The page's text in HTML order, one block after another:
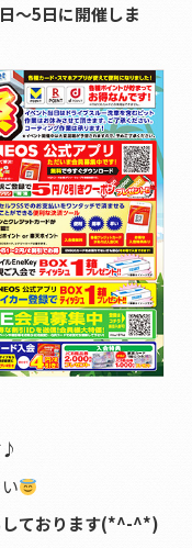
～5日に開催しま
♪
しております(*^-^*)